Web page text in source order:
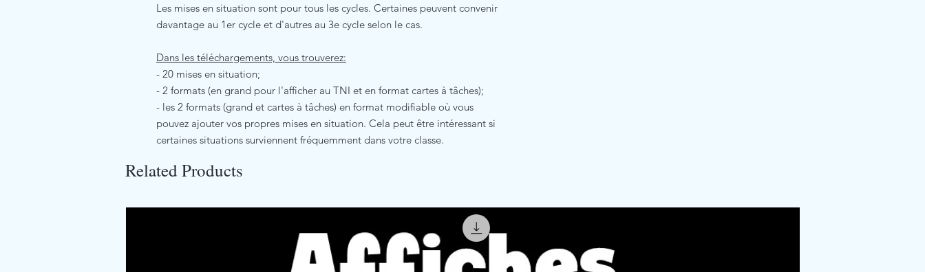
Les mises en situation sont pour tous les cycles. Certaines peuvent convenir
davantage au 1er cycle et d'autres au 3e cycle selon le cas.
Dans les téléchargements, vous trouverez:
- 20 mises en situation;
- 2 formats (en grand pour l'afficher au TNI et en format cartes à tâches);
- les 2 formats (grand et cartes à tâches) en format modifiable où vous
pouvez ajouter vos propres mises en situation. Cela peut être intéressant si
certaines situations surviennent fréquemment dans votre classe.
Related Products